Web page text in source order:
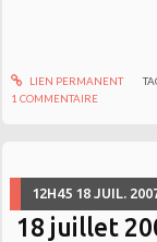
LIEN PERMANENT
1 COMMENTAIRE
12H45 18 JUIL.
18 juillet